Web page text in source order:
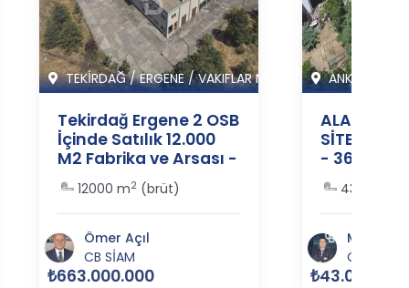
TEKİRDAĞ/ERGENE/VAKIFLAR M
Tekirdağ Ergene 2 OSB
İçinde Satılık 12.000
M2 Fabrika ve Arsası -
364485
12000 m2 (brüt)
Ömer Açıl
CB SİAM
₺663.000.000
ANKARA
SİTESİ'NDE
- 364350
430 m
Murat
CB
₺43.000.000